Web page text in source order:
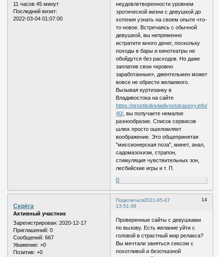
11 часов 45 минут
Последний визит:
2022-03-04 01:07:00
неудовлетворенности уровнем
эротической жизни с девушкой до
хотения узнать на своем опыте что-
то новое. Встречаясь с обычной
девушкой, вы непременно
истратите много денег, поскольку
походы в бары и кинотеатры не
обойдутся без расходов. Но даже
заплатив свои «кровно
заработанные», джентельмен может
вовсе не обрести желаемого.
Вызывая куртизанку в
Владивостока на сайте
https://prostitutkivladivostokasexy.info/
40/ , вы получаете немалое
разнообразие. Список сервисов
шлюх просто ошеломляет
воображение. Это общепринятая
"миссионерская поза", минет, анал,
садомазохизм, страпон,
стимуляция чувствительных зон,
лесбийские игры и т. П.
0
Поделиться 14
2021-05-07
13:51:48
Серёга
Активный участник
Зарегистрирован: 2020-12-17
Приглашений: 0
Сообщений: 667
Уважение: +0
Позитив: +0
Проверенные сайты с девушками
по вызову. Есть желание уйти с
головой в страстный мир релакса?
Вы мечтали заняться сексом с
похотливой и безотказной